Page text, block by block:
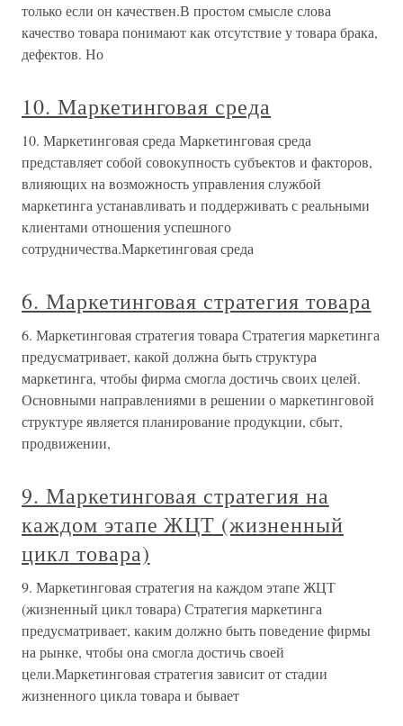
только если он качествен.В простом смысле слова
качество товара понимают как отсутствие у товара брака,
дефектов. Но
10. Маркетинговая среда
10. Маркетинговая среда Маркетинговая среда
представляет собой совокупность субъектов и факторов,
влияющих на возможность управления службой
маркетинга устанавливать и поддерживать с реальными
клиентами отношения успешного
сотрудничества.Маркетинговая среда
6. Маркетинговая стратегия товара
6. Маркетинговая стратегия товара Стратегия маркетинга
предусматривает, какой должна быть структура
маркетинга, чтобы фирма смогла достичь своих целей.
Основными направлениями в решении о маркетинговой
структуре является планирование продукции, сбыт,
продвижении,
9. Маркетинговая стратегия на
каждом этапе ЖЦТ (жизненный
цикл товара)
9. Маркетинговая стратегия на каждом этапе ЖЦТ
(жизненный цикл товара) Стратегия маркетинга
предусматривает, каким должно быть поведение фирмы
на рынке, чтобы она смогла достичь своей
цели.Маркетинговая стратегия зависит от стадии
жизненного цикла товара и бывает